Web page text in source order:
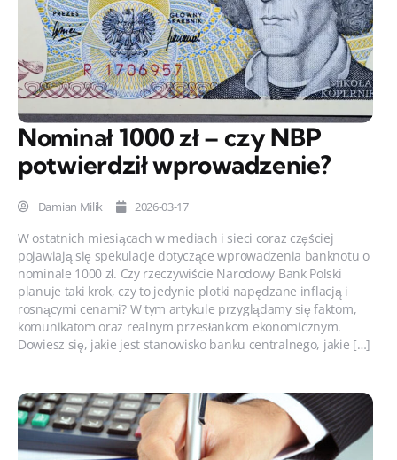
Nominał 1000 zł – czy NBP
potwierdził wprowadzenie?
Damian Milik 2026-03-17
W ostatnich miesiącach w mediach i sieci coraz częściej
pojawiają się spekulacje dotyczące wprowadzenia banknotu o
nominale 1000 zł. Czy rzeczywiście Narodowy Bank Polski
planuje taki krok, czy to jedynie plotki napędzane inflacją i
rosnącymi cenami? W tym artykule przyglądamy się faktom,
komunikatom oraz realnym przesłankom ekonomicznym.
Dowiesz się, jakie jest stanowisko banku centralnego, jakie […]